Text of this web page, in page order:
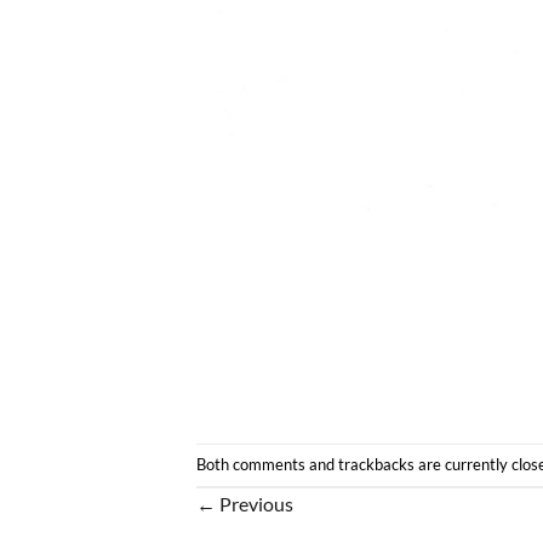
Both comments and trackbacks are currently
← Previous